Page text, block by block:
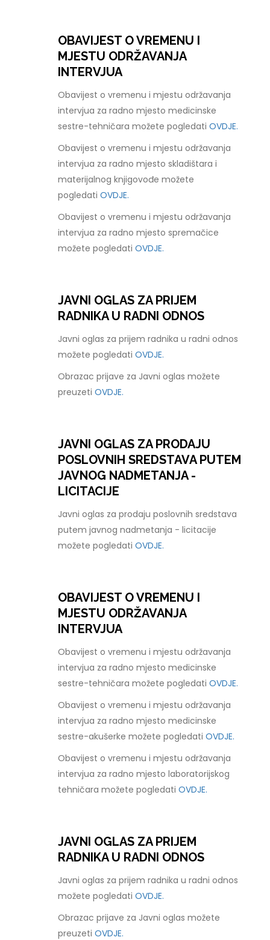
OBAVIJEST O VREMENU I
MJESTU ODRŽAVANJA
INTERVJUA
Obavijest o vremenu i mjestu održavanja
intervjua za radno mjesto medicinske
sestre-tehničara možete pogledatiOVDJE.
Obavijest o vremenu i mjestu održavanja
intervjua za radno mjesto skladištara i
materijalnog knjigovođe možete
pogledatiOVDJE.
Obavijest o vremenu i mjestu održavanja
intervjua za radno mjesto spremačice
možete pogledatiOVDJE.
JAVNI OGLAS ZA PRIJEM
RADNIKA U RADNI ODNOS
Javni oglas za prijem radnika u radni odnos
možete pogledatiOVDJE.
Obrazac prijave za Javni oglas možete
preuzetiOVDJE.
JAVNI OGLAS ZA PRODAJU
POSLOVNIH SREDSTAVA PUTEM
JAVNOG NADMETANJA -
LICITACIJE
Javni oglas za prodaju poslovnih sredstava
putem javnog nadmetanja - licitacije
možete pogledatiOVDJE.
OBAVIJEST O VREMENU I
MJESTU ODRŽAVANJA
INTERVJUA
Obavijest o vremenu i mjestu održavanja
intervjua za radno mjesto medicinske
sestre-tehničara možete pogledatiOVDJE.
Obavijest o vremenu i mjestu održavanja
intervjua za radno mjesto medicinske
sestre-akušerke možete pogledatiOVDJE.
Obavijest o vremenu i mjestu održavanja
intervjua za radno mjesto laboratorijskog
tehničara možete pogledatiOVDJE.
JAVNI OGLAS ZA PRIJEM
RADNIKA U RADNI ODNOS
Javni oglas za prijem radnika u radni odnos
možete pogledatiOVDJE.
Obrazac prijave za Javni oglas možete
preuzetiOVDJE.